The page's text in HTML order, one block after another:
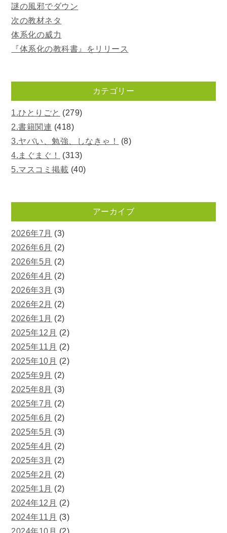
謎の風邪でダウン
次の教材ネタ
体系化の威力
『体系化の教科書』をリリース
カテゴリー
1.ひとりごと (279)
2.書籍関連 (418)
3.ヤバい、勉強、しなきゃ！
(8)
4.まぐまぐ！
(313)
5.マスコミ掲載 (40)
アーカイブ
2026年7月 (3)
2026年6月 (2)
2026年5月 (2)
2026年4月 (2)
2026年3月 (3)
2026年2月 (2)
2026年1月 (2)
2025年12月 (2)
2025年11月 (2)
2025年10月 (2)
2025年9月 (2)
2025年8月 (3)
2025年7月 (2)
2025年6月 (2)
2025年5月 (3)
2025年4月 (2)
2025年3月 (2)
2025年2月 (2)
2025年1月 (2)
2024年12月 (2)
2024年11月 (3)